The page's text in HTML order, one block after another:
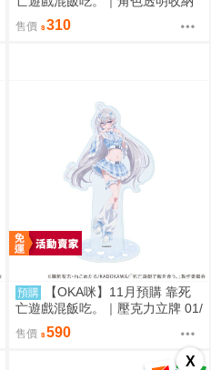
X
夾 01/ (新繪插畫) (幽鬼)
售價 310
預購
【OKA咪】11月預購 靠死
亡遊戲混飯吃。｜壓克力立牌 01/
A(新繪插畫) (幽鬼)
售價 590